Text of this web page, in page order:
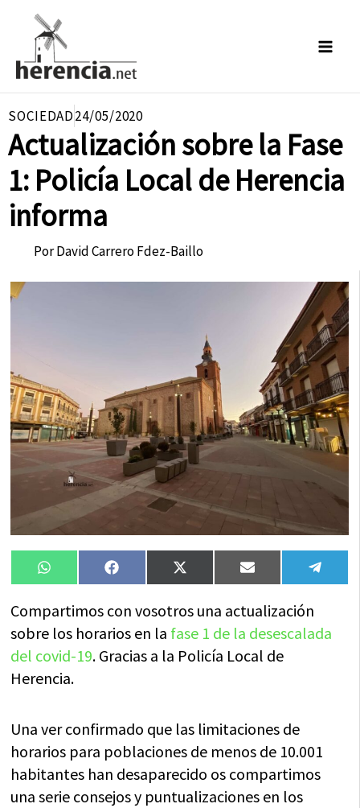
contenido
SOCIEDAD24/05/2020
Actualización sobre la Fase
1: Policía Local de Herencia
informa
PorDavid Carrero Fdez-Baillo
Compartir
en
WhatsAppCompartir
en
FacebookCompartir
en
X
(Twitter)
Compartir
en
Email
en
Compartimos con vosotros una actualización
sobre los horarios en la fase 1 de la desescalada
del covid-19. Gracias a la Policía Local de
Herencia.
Una ver confirmado que las limitaciones de
horarios para poblaciones de menos de 10.001
habitantes han desaparecido os compartimos
una serie consejos y puntualizaciones en los